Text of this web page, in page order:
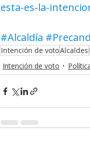
esta-es-la-
#Alcaldía
Intención de votoAlcaldes
Intención de voto